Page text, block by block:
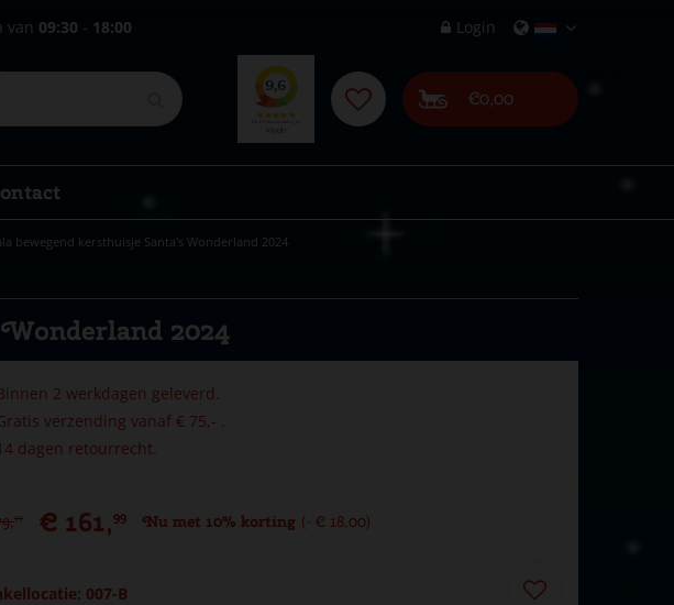
bewegend kersthuisje Santa's Wonderland 2024
van 09:30 - 18:00 Login
€0,00
2024
2 werkdagen geleverd.
verzending vanaf € 75,- .
dagen retourrecht.
,99 € 161,99 Nu met 10% korting € 18,00
007-B